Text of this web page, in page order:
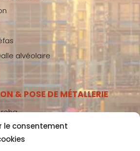
le consentement
alvéolaire
& POSE DE MÉTALLERIE
œuvre